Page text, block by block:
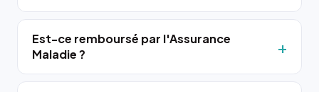
Est-ce remboursé par l'Assurance
Maladie ?